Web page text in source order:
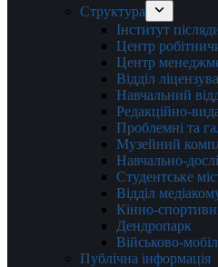
Структура
Інститут
Центр
Центр
Відділ
Навчальний
Редакційно-
Проблемні та
Музейний
Навчально-
Студентське
Відділ
Кінно-
Дендропарк
Військово-
Публічна інформація